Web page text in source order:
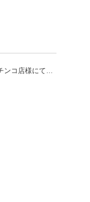
コ店様にて、